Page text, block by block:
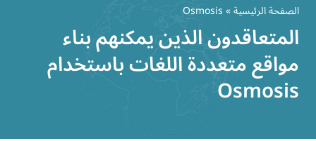
المحتوى
الصفحة الرئيسية» Osmosis
المتعاقدون الذين يمكنهم بناء
مواقع متعددة اللغات باستخدام
Osmosis